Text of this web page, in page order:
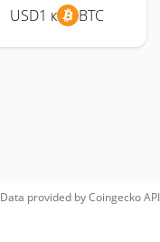
USD1 к BTC
Data provided byCoingeckoAPI